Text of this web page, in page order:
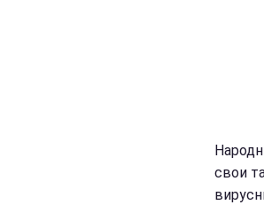
свои